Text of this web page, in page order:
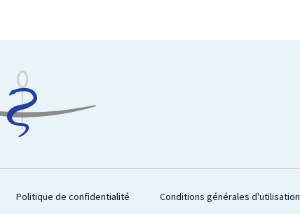
Politique de confidentialité Conditions générales d'utilisation